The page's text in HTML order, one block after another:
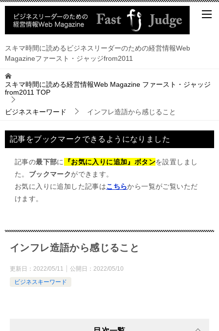
スキマ時間に読めるビジネスリーダーのための経営情報Web
Magazineファースト・ジャッジfrom2011
スキマ時間に読める経営情報Web Magazine ファースト・ジャッジ
from2011 TOP
ビジネスキーワード インフレ造語から感じること
記事をブックマークできるようになりました
記事の最下部に 『お気に入りに追加』ボタンを設置しまし
た。 ブックマークができます。
お気に入りに追加した記事はこちらから一覧がご覧いただ
けます。
インフレ造語から感じること
更新日： 2022/05/11 公開日： 2022/05/10
ビジネスキーワード